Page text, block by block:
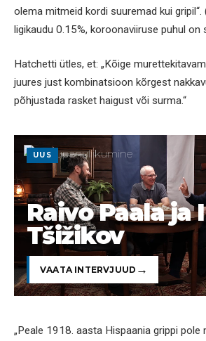
olema mitmeid kordi suuremad kui gripil“.
ligikaudu 0.15%, koroonaviiruse puhul on
Hatchetti ütles, et: „Kõige
juures just kombinatsioon kõrgest
põhjustada rasket haigust või surma.“
UUS
Raivo Paala ja
Tšižikov
VAATA INTERVJUUD
„Peale 1918. aasta Hispaania grippi pole